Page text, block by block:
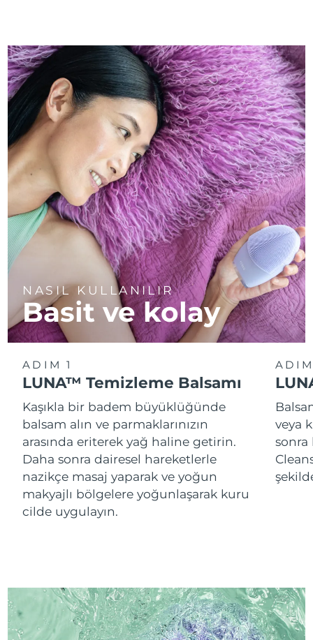
NASIL KULLANILIR
Basit ve kolay
ADIM 1
LUNA™ Temizleme Balsamı
Kaşıkla bir badem büyüklüğünde
balsam alın ve parmaklarınızın
arasında eriterek yağ haline getirin.
Daha sonra dairesel hareketlerle
nazikçe masaj yaparak ve yoğun
makyajlı bölgelere yoğunlaşarak kuru
cilde uygulayın.
veya
sonra